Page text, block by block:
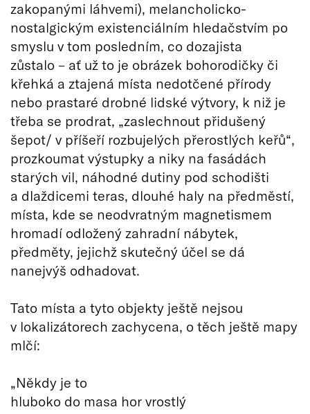
zakopanými láhvemi), melancholicko-
nostalgickým existenciálním hledačstvím po
smyslu v tom posledním, co dozajista
zůstalo – ať už to je obrázek bohorodičky či
křehká a ztajená místa nedotčené přírody
nebo prastaré drobné lidské výtvory, k niž je
třeba se prodrat, „zaslechnout přidušený
šepot/ v příšeří rozbujelých přerostlých keřů“,
prozkoumat výstupky a niky na fasádách
starých vil, náhodné dutiny pod schodišti
a dlaždicemi teras, dlouhé haly na předměstí,
místa, kde se neodvratným magnetismem
hromadí odložený zahradní nábytek,
předměty, jejichž skutečný účel se dá
nanejvýš odhadovat.
Tato místa a tyto objekty ještě nejsou
v lokalizátorech zachycena, o těch ještě mapy
mlčí:
„Někdy je to
hluboko do masa hor vrostlý